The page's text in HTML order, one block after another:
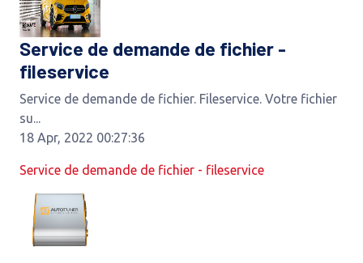
Service de demande de fichier -
fileservice
Service de demande de fichier. Fileservice. Votre fichier
su...
18 Apr, 2022 00:27:36
Service de demande de fichier - fileservice